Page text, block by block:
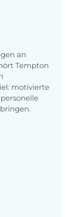
an
Tempton
motivierte